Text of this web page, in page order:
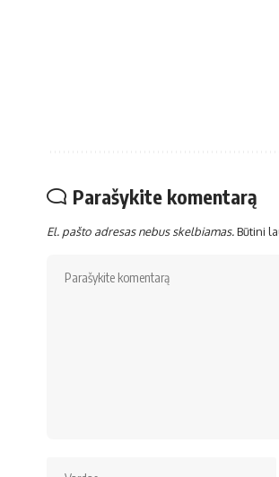
Parašykite komentarą
El. pašto adresas nebus skelbiamas.Būtini